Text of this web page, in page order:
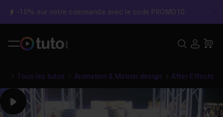
-10% sur votre commande avec le code PROMO10
Tous les tutos Animation & Motion design After Effects
Play